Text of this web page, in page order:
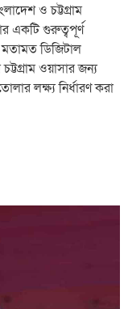
ও চট্টগ্রাম
একটি গুরুত্বপূর্ণ
মতামত ডিজিটাল
চট্টগ্রাম ওয়াসার জন্য
লক্ষ্য নির্ধারণ করা